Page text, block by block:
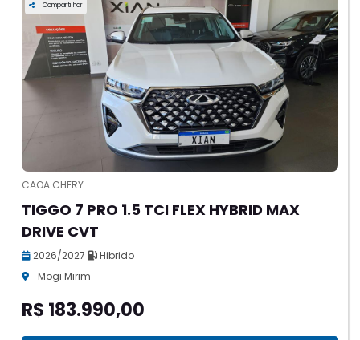
Compartilhar
CAOA CHERY
TIGGO 7 PRO 1.5 TCI FLEX HYBRID MAX
DRIVE CVT
2026/2027
Hibrido
Mogi Mirim
R$ 183.990,00